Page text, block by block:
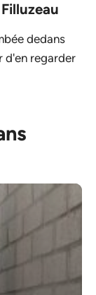
dedans
d'en regarder